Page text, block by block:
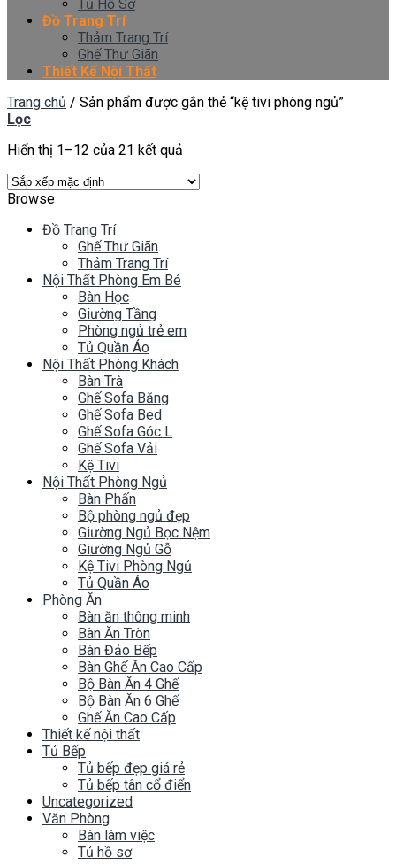
Tủ Hồ Sơ
Đồ Trang Trí
Thảm Trang Trí
Ghế Thư Giãn
Thiết Kế Nội Thất
Trang chủ / Sản phẩm được gắn thẻ “kệ tivi phòng ngủ”
Lọc
Hiển thị 1–12 của 21 kết quả
Browse
Đồ Trang Trí
Ghế Thư Giãn
Thảm Trang Trí
Nội Thất Phòng Em Bé
Bàn Học
Giường Tầng
Phòng ngủ trẻ em
Tủ Quần Áo
Nội Thất Phòng Khách
Bàn Trà
Ghế Sofa Băng
Ghế Sofa Bed
Ghế Sofa Góc L
Ghế Sofa Vải
Kệ Tivi
Nội Thất Phòng Ngủ
Bàn Phấn
Bộ phòng ngủ đẹp
Giường Ngủ Bọc Nệm
Giường Ngủ Gỗ
Kệ Tivi Phòng Ngủ
Tủ Quần Áo
Phòng Ăn
Bàn ăn thông minh
Bàn Ăn Tròn
Bàn Đảo Bếp
Bàn Ghế Ăn Cao Cấp
Bộ Bàn Ăn 4 Ghế
Bộ Bàn Ăn 6 Ghế
Ghế Ăn Cao Cấp
Thiết kế nội thất
Tủ Bếp
Tủ bếp đẹp giá rẻ
Tủ bếp tân cổ điển
Uncategorized
Văn Phòng
Bàn làm việc
Tủ hồ sơ